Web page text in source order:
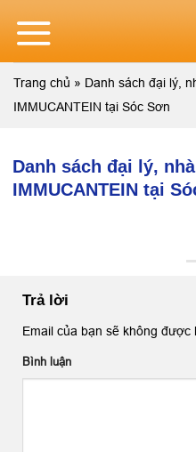
content
Trang chủ » Danh sách đại lý,
IMMUCANTEIN tại Sóc Sơn
Danh sách đại lý,
IMMUCANTEIN tại
Trả lời
Email của bạn sẽ không được
Bình luận